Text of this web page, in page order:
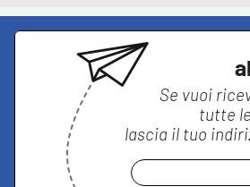
Se vuoi
tutte
lascia il tuo